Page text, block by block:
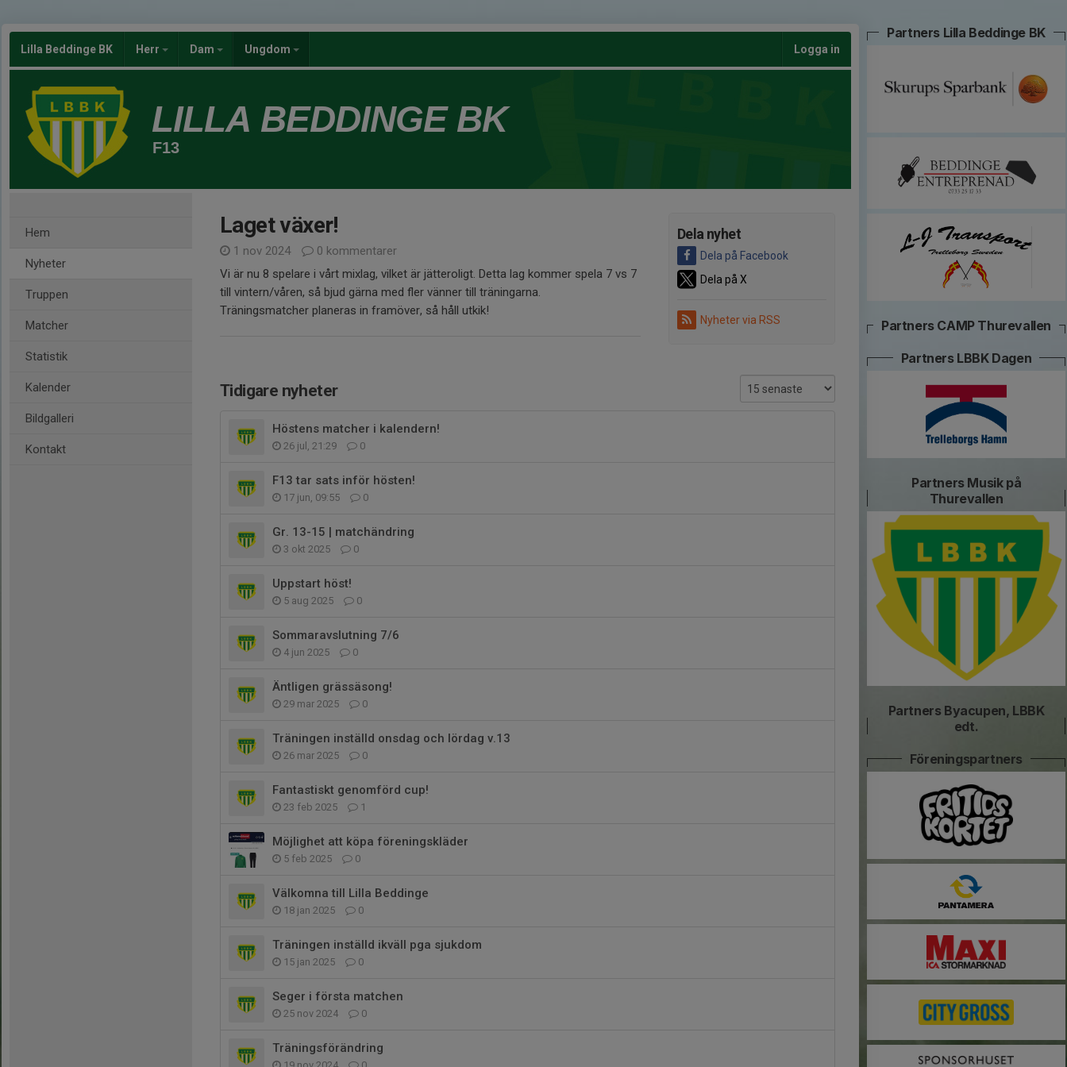
Lilla Beddinge BK Herr Dam Ungdom Logga in
LILLA BEDDINGE BK
F13
Hem
Nyheter
Truppen
Matcher
Statistik
Kalender
Bildgalleri
Kontakt
Dela nyhet
Dela på Facebook
Dela på X
Nyheter via RSS
Laget växer!
1 nov 2024
0 kommentarer
Vi är nu 8 spelare i vårt mixlag, vilket är jätteroligt. Detta lag kommer spela 7 vs 7
till vintern/våren, så bjud gärna med fler vänner till träningarna.
Träningsmatcher planeras in framöver, så håll utkik!
Tidigare nyheter
Höstens matcher i kalendern!
26 jul, 21:29 0
F13 tar sats inför hösten!
17 jun, 09:55 0
Gr. 13-15 | matchändring
3 okt 2025 0
Uppstart höst!
5 aug 2025 0
Sommaravslutning 7/6
4 jun 2025 0
Äntligen grässäsong!
29 mar 2025 0
Träningen inställd onsdag och lördag v.13
26 mar 2025 0
Fantastiskt genomförd cup!
23 feb 2025 1
Möjlighet att köpa föreningskläder
5 feb 2025 0
Välkomna till Lilla Beddinge
18 jan 2025 0
Träningen inställd ikväll pga sjukdom
15 jan 2025 0
Seger i första matchen
25 nov 2024 0
Träningsförändring
Partners Lilla Beddinge BK
Partners CAMP Thurevallen
Partners LBBK Dagen
Partners Musik på
Thurevallen
Partners Byacupen, LBBK
edt.
Föreningspartners